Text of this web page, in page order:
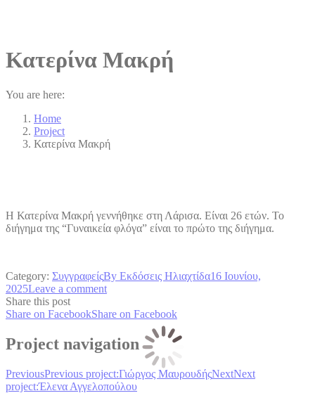
Κατερίνα Μακρή
You are here:
Home
Project
Κατερίνα Μακρή
Η Κατερίνα Μακρή γεννήθηκε στη Λάρισα. Είναι 26 ετών. Το
διήγημα της “Γυναικεία φλόγα” είναι το πρώτο της διήγημα.
Category: ΣυγγραφείςBy Εκδόσεις Ηλιαχτίδα16 Ιουνίου,
2025Leave a comment
Share this post
Share on FacebookShare on Facebook
Project navigation
PreviousPrevious project:Γιώργος ΜαυρουδήςNextNext
project:Έλενα Αγγελοπούλου